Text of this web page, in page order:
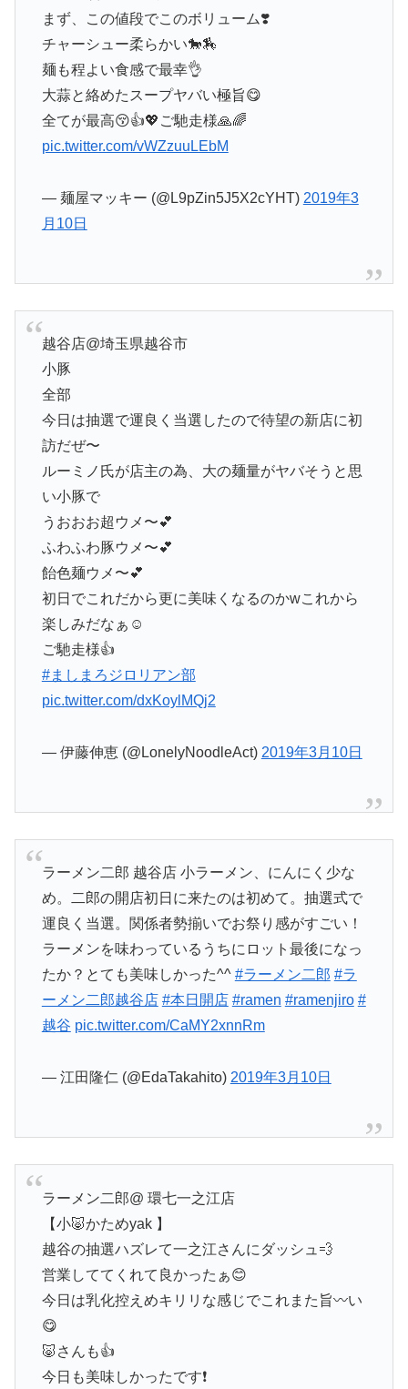
まず、この値段でこのボリューム❣️
チャーシュー柔らかい🐎🏇
麺も程よい食感で最幸👌
大蒜と絡めたスープヤバい極旨😋
全てが最高😚👍💖ご馳走様🙏🌈
pic.twitter.com/vWZzuuLEbM
— 麺屋マッキー (@L9pZin5J5X2cYHT) 2019年3
月10日
越谷店@埼玉県越谷市
小豚
全部
今日は抽選で運良く当選したので待望の新店に初
訪だぜ〜
ルーミノ氏が店主の為、大の麺量がヤバそうと思
い小豚で
うおおお超ウメ〜💕
ふわふわ豚ウメ〜💕
飴色麺ウメ〜💕
初日でこれだから更に美味くなるのかwこれから
楽しみだなぁ☺️
ご馳走様👍
#ましまろジロリアン部
pic.twitter.com/dxKoylMQj2
— 伊藤伸恵 (@LonelyNoodleAct) 2019年3月10日
ラーメン二郎 越谷店 小ラーメン、にんにく少な
め。二郎の開店初日に来たのは初めて。抽選式で
運良く当選。関係者勢揃いでお祭り感がすごい！
ラーメンを味わっているうちにロット最後になっ
たか？とても美味しかった^^ #ラーメン二郎 #ラ
ーメン二郎越谷店 #本日開店 #ramen #ramenjiro #
越谷 pic.twitter.com/CaMY2xnnRm
— 江田隆仁 (@EdaTakahito) 2019年3月10日
ラーメン二郎@ 環七一之江店
【小🐷かためyak 】
越谷の抽選ハズレて一之江さんにダッシュ💨
営業しててくれて良かったぁ😊
今日は乳化控えめキリリな感じでこれまた旨〰い
😋
🐷さんも👍
今日も美味しかったです❗